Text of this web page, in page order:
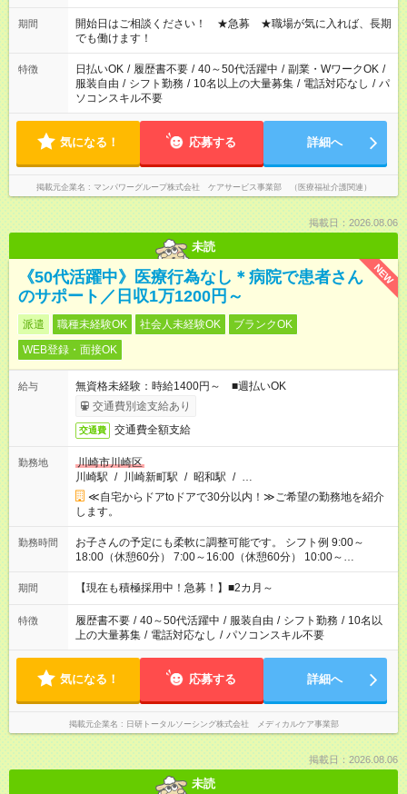
場合、他のお仕事と合わせ週40時間超の就業はご案内できませ
ん ※法令に基づき、週20時間以上勤務は社会保険への加入対象
となります ※労働者派遣法（日雇い派遣の原則禁止）により、
短時間・短期間の就業はご案内が難しい場合があります
期間
開始日はご相談ください！ ★急募 ★職場が気に入れば、長期
でも働けます！
特徴 日払いOK / 履歴書不要 / 40～50代活躍中 / 副業・WワークOK /
服装自由 / シフト勤務 / 10名以上の大量募集 / 電話対応なし / パ
ソコンスキル不要
気になる！ 応募する 詳細へ
掲載元企業名 マンパワーグループ株式会社 ケアサービス事業部 （医療福祉介護関連）
掲載日：2026.08.06
未読
NEW
《50代活躍中》医療行為なし＊病院で患者さん
のサポート／日収1万1200円～
派遣 職種未経験OK 社会人未経験OK
ブランクOK
WEB登録・面接OK
給与
無資格未経験：時給1400円～ ■週払いOK
交通費別途支給あり
交通費 交通費全額支給
勤務地
川崎市川崎区
川崎駅 / 川崎新町駅 / 昭和駅 / …
≪自宅からドアtoドアで30分以内！≫ご希望の勤務地を紹介
します。
勤務時間
お子さんの予定にも柔軟に調整可能です。 シフト例 9:00～
18:00（休憩60分） 7:00～16:00（休憩60分） 10:00～
19:00（休憩60分） ※Wワーク希望の方へ 今ご覧のお仕事で希
望する勤務時間と、もう1つのお仕事の勤務時間の合計が 週40
期間 【現在も積極採用中！急募！】■2カ月～
特徴 履歴書不要 / 40～50代活躍中 / 服装自由 / シフト勤務 / 10名以
上の大量募集 / 電話対応なし / パソコンスキル不要
気になる！ 応募する 詳細へ
掲載元企業名 日研トータルソーシング株式会社 メディカルケア事業部
掲載日：2026.08.06
未読